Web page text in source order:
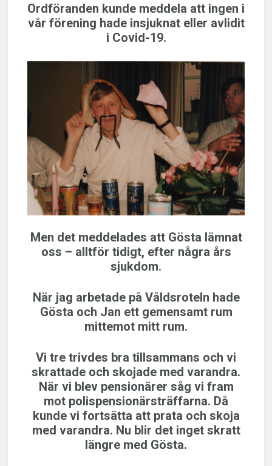
Ordföranden kunde meddela att ingen i
vår förening hade insjuknat eller avlidit
i Covid-19.
Men det meddelades att Gösta lämnat
oss – alltför tidigt, efter några års
sjukdom.
När jag arbetade på Våldsroteln hade
Gösta och Jan ett gemensamt rum
mittemot mitt rum.
Vi tre trivdes bra tillsammans och vi
skrattade och skojade med varandra.
När vi blev pensionärer såg vi fram
mot polispensionärsträffarna. Då
kunde vi fortsätta att prata och skoja
med varandra. Nu blir det inget skratt
längre med Gösta.